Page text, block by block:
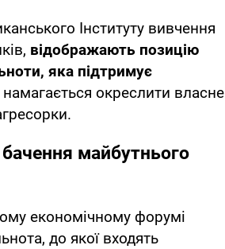
Інституту вивчення
відображають позицію
яка підтримує
намагається окреслити власне
майбутнього
економічному форумі
до якої входять